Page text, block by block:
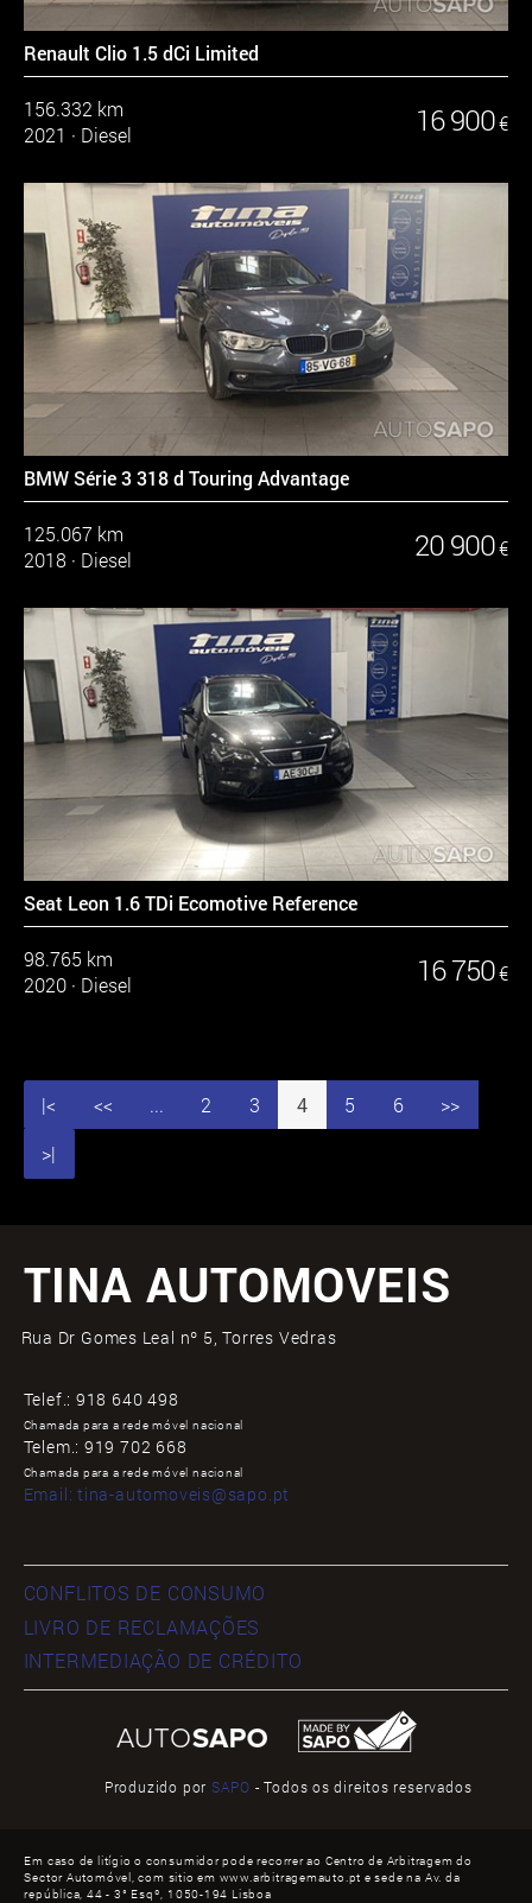
Renault Clio 1.5 dCi Limited
156.332 km
2021 · Diesel 16 900 €
BMW Série 3 318 d Touring Advantage
125.067 km
2018 · Diesel 20 900 €
Seat Leon 1.6 TDi Ecomotive Reference
98.765 km
2020 · Diesel 16 750 €
|< << ... 2 3 4 5 6 >>
>|
TINA AUTOMOVEIS
Rua Dr Gomes Leal nº 5, Torres Vedras
Telef.: 918 640 498
Chamada para a rede móvel nacional
Telem.: 919 702 668
Chamada para a rede móvel nacional
Email:tina-automoveis@sapo.pt
CONFLITOS DE CONSUMO
LIVRO DE RECLAMAÇÕES
INTERMEDIAÇÃO DE CRÉDITO
Produzido por SAPO - Todos os direitos reservados
Em caso de litígio o consumidor pode recorrer ao Centro de Arbitragem do
Sector Automóvel, com sitio em www.arbitragemauto.pt e sede na Av. da
república, 44 - 3° Esqº, 1050-194 Lisboa